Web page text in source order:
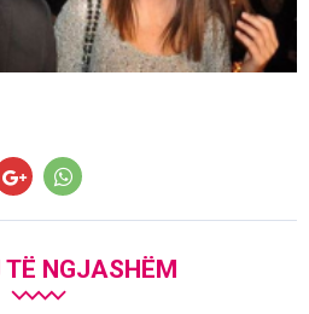
NGJASHËM